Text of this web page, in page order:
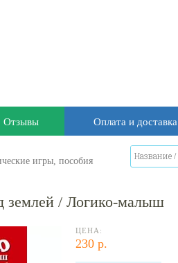
Отзывы Оплата и доставка
игры, пособия
землей / Логико-малыш
ЦЕНА:
230 р.